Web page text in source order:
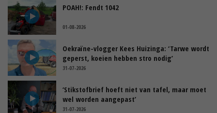
POAH!: Fendt 1042
01-08-2026
Oekraïne-vlogger Kees Huizinga: ‘Tarwe wordt
geperst, koeien hebben stro nodig’
31-07-2026
‘Stikstofbrief hoeft niet van tafel, maar moet
wel worden aangepast’
31-07-2026